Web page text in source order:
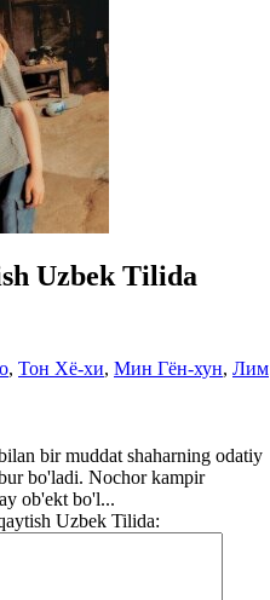
Uzbek Tilida
, Тон Хё-хи, Мин Гён-хун, Лим
bir muddat shaharning odatiy
bo'ladi. Nochor kampir
ob'ekt bo'l...
Uzbek Tilida: